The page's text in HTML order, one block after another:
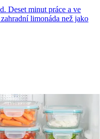
Deset minut práce a ve
limonáda než jako